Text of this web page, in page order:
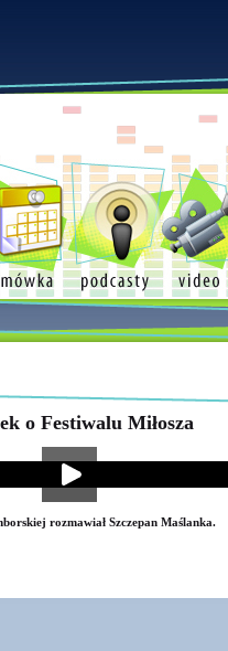
o Festiwalu Miłosza
rozmawiał Szczepan Maślanka.